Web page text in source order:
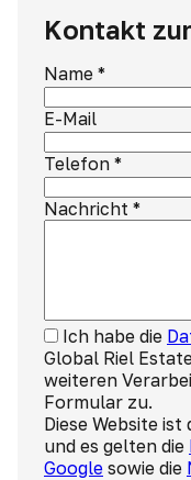
Kontakt
Name *
E-Mail
Telefon *
Nachricht *
Ich habe die
Global Riel
weiteren
Formular zu.
Diese Website
und es gelten die
Google sowie die